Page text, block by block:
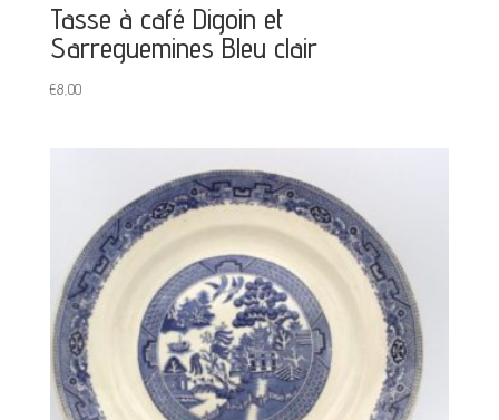
Tasse à café Digoin et
Sarreguemines Bleu clair
€8,00